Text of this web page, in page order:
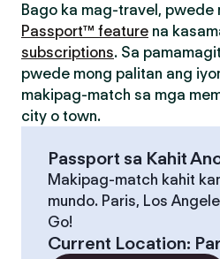
Bago ka mag-travel, pwede
Passport™ feature na
subscriptions. Sa
pwede mong palitan ang
makipag-match sa mga
city o town.
Passport sa Kahit
Makipag-match kahit
mundo. Paris, Los
Go!
Current Location: